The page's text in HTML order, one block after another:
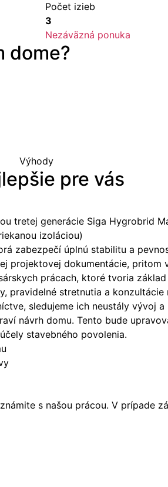
Počet izieb
3
Nezáväzná ponuka
dome?
Výhody
pre vás
tretej generácie Siga Hygrobrid
izoláciou)
zabezpečí úplnú stabilitu a
projektovej dokumentácie,
prácach, ktoré tvoria
pravidelné stretnutia a
sledujeme ich neustály vývoj a
návrh domu. Tento bude
stavebného povolenia.
s našou prácou. V prípade